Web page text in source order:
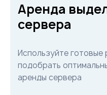
Аренда
сервера
Используйте
подобрать
аренды сервера